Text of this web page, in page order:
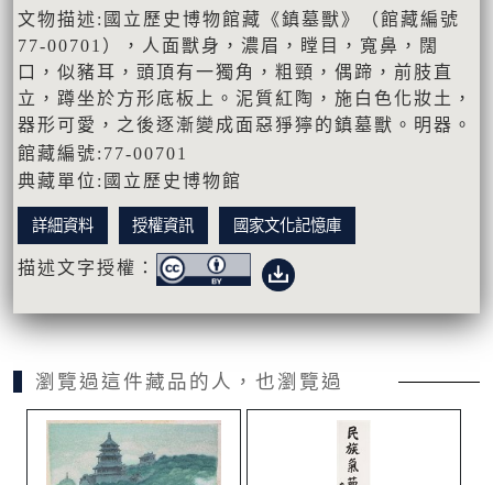
文物描述:國立歷史博物館藏《鎮墓獸》（館藏編號
77-00701），人面獸身，濃眉，瞠目，寬鼻，闊
口，似豬耳，頭頂有一獨角，粗頸，偶蹄，前肢直
立，蹲坐於方形底板上。泥質紅陶，施白色化妝土，
器形可愛，之後逐漸變成面惡猙獰的鎮墓獸。明器。
館藏編號:77-00701
典藏單位:國立歷史博物館
詳細資料 授權資訊 國家文化記憶庫
描述文字授權：
瀏覽過這件藏品的人，也瀏覽過